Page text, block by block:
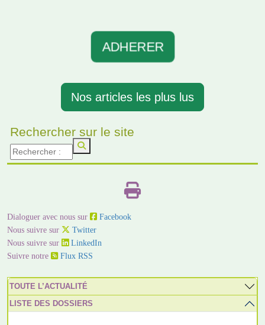
ADHERER
Nos articles les plus lus
Rechercher sur le site
Dialoguer avec nous sur
Facebook
Nous suivre sur
Twitter
Nous suivre sur
LinkedIn
Suivre notre
Flux RSS
TOUTE L’ACTUALITÉ
LISTE DES DOSSIERS